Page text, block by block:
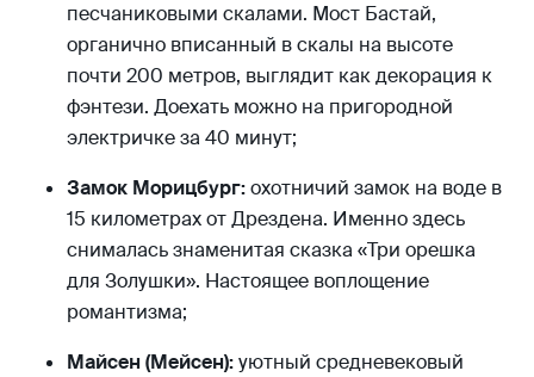
песчаниковыми скалами. Мост Бастай,
органично вписанный в скалы на высоте
почти 200 метров, выглядит как декорация к
фэнтези. Доехать можно на пригородной
электричке за 40 минут;
Замок Морицбург:охотничий замок на воде в
15 километрах от Дрездена. Именно здесь
снималась знаменитая сказка «Три орешка
для Золушки». Настоящее воплощение
романтизма;
Майсен (Мейсен):уютный средневековый